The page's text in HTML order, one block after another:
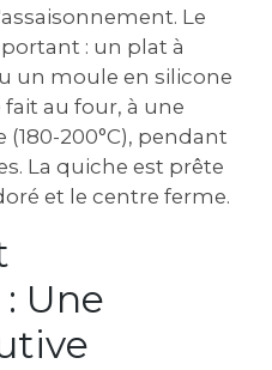
Le
: un plat à
un moule en silicone
au four‚ à une
200°C)‚ pendant
La quiche est prête
et le centre ferme.
Une